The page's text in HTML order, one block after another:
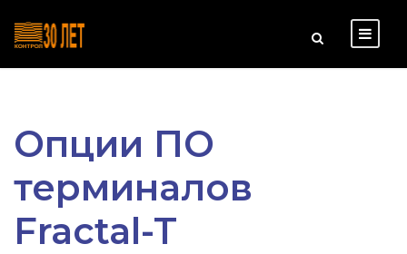
Опции ПО
терминалов
Fractal-T